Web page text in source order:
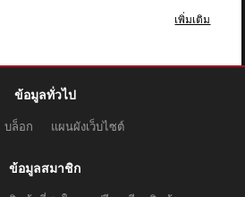
เพิ่มเติม
ข้อมูลทั่วไป
บล็อก แผนผังเว็บไซต์
ข้อมูลสมาชิก